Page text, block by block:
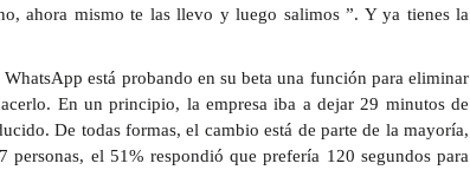
ahora mismo te las llevo y luego salimos ”. Y ya tienes la
está probando en su beta una función para eliminar
En un principio, la empresa iba a dejar 29 minutos de
De todas formas, el cambio está de parte de la mayoría,
el 51% respondió que prefería 120 segundos para